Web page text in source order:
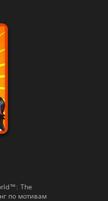
The
по мотивам